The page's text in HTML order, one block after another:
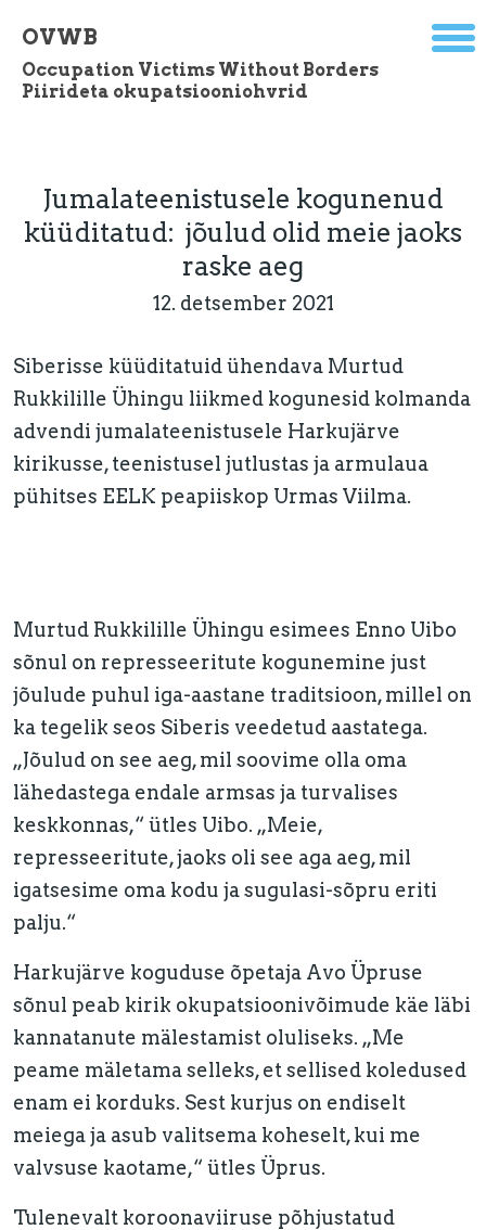
OVWB
Occupation Victims Without Borders
Piirideta okupatsiooniohvrid
Jumalateenistusele kogunenud
küüditatud: jõulud olid meie jaoks
raske aeg
12. detsember 2021
Siberisse küüditatuid ühendava Murtud
Rukkilille Ühingu liikmed kogunesid kolmanda
advendi jumalateenistusele Harkujärve
kirikusse, teenistusel jutlustas ja armulaua
pühitses EELK peapiiskop Urmas Viilma.
Murtud Rukkilille Ühingu esimees Enno Uibo
sõnul on represseeritute kogunemine just
jõulude puhul iga-aastane traditsioon, millel on
ka tegelik seos Siberis veedetud aastatega.
„Jõulud on see aeg, mil soovime olla oma
lähedastega endale armsas ja turvalises
keskkonnas,“ ütles Uibo. „Meie,
represseeritute, jaoks oli see aga aeg, mil
igatsesime oma kodu ja sugulasi-sõpru eriti
palju.“
Harkujärve koguduse õpetaja Avo Üpruse
sõnul peab kirik okupatsioonivõimude käe läbi
kannatanute mälestamist oluliseks. „Me
peame mäletama selleks, et sellised koledused
enam ei korduks. Sest kurjus on endiselt
meiega ja asub valitsema koheselt, kui me
valvsuse kaotame,“ ütles Üprus.
Tulenevalt koroonaviiruse põhjustatud